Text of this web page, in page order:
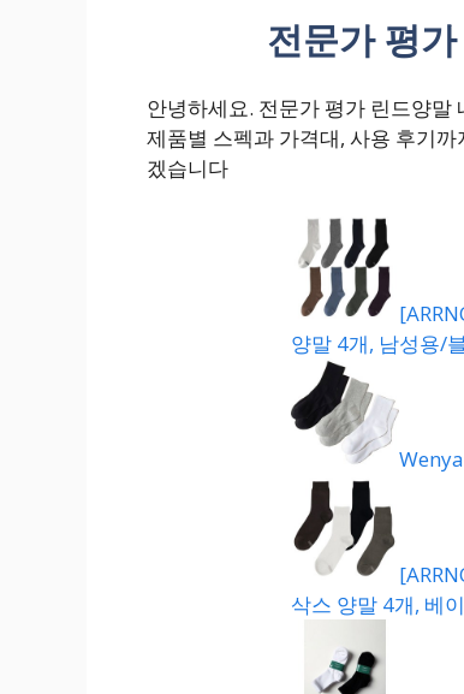
전문가 평
안녕하세요. 전문가 평가 린드양
제품별 스펙과 가격대, 사용 후기
겠습니다
양말 4개, 남성용/
삭스 양말 4개, 베